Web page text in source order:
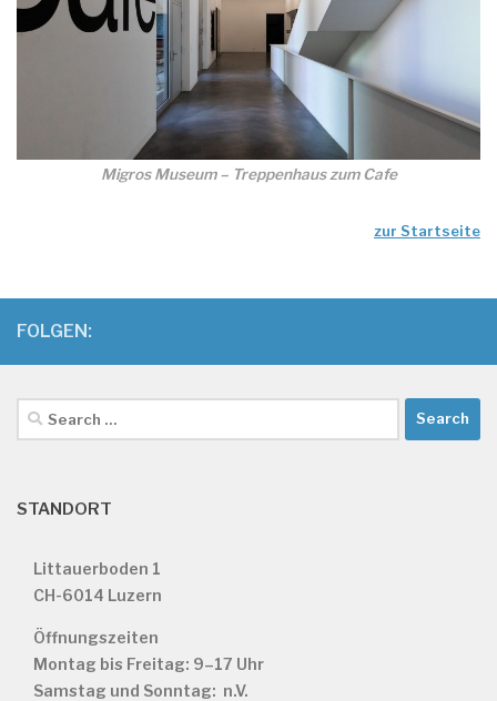
Migros Museum – Treppenhaus zum Cafe
zur Startseite
FOLGEN:
Search
for:
STANDORT
Littauerboden 1
CH-6014 Luzern
Öffnungszeiten
Montag bis Freitag: 9–17 Uhr
Samstag und Sonntag: n.V.